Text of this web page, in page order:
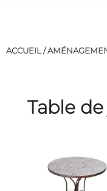
ACCUEIL /
Table